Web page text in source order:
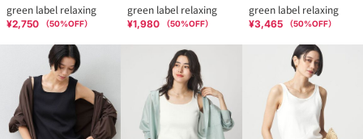
green label relaxing
¥2,750 （50%OFF）
green label relaxing
¥1,980 （50%OFF）
green label relaxing
¥3,465 （50%OFF）